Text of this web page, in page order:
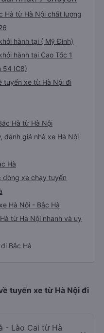
Hà từ Hà Nội chất lượng
hành tại ( Mỹ Đình)
hành tại Cao Tốc 1
54 IC8)
tuyến xe từ Hà Nội đi
Hà từ Hà Nội
đánh giá nhà xe Hà Nội
Hà
dòng xe chạy tuyến
Hà Nội - Bắc Hà
từ Hà Nội nhanh và uy
Bắc Hà
tuyến xe từ Hà Nội đi
- Lào Cai từ Hà